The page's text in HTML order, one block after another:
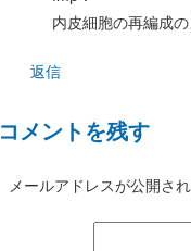
内皮細胞の再編成
返信
コメントを残す
メールアドレスが公開さ